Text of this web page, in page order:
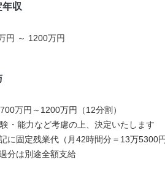
収
円 ～ 1200万円
万円～1200万円（12分割）
・能力など考慮の上、決定いたします
に固定残業代（月42時間分＝13万5300
分は別途全額支給